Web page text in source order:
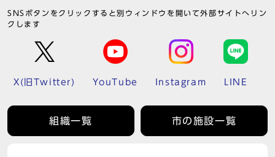
SNSボタンをクリックすると別ウィンドウを開いて外部サイトへリン
クします
X(旧Twitter) YouTube Instagram LINE
組織一覧 市の施設一覧